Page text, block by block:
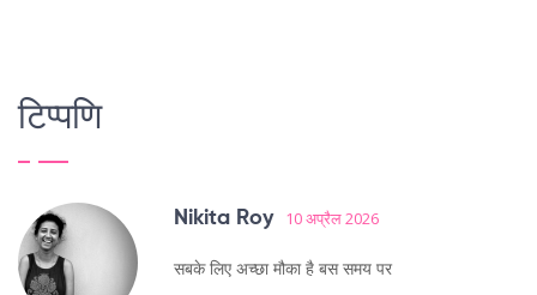
टिप्पणि
Nikita Roy 10 अप्रैल 2026
सबके लिए अच्छा मौका है बस समय पर